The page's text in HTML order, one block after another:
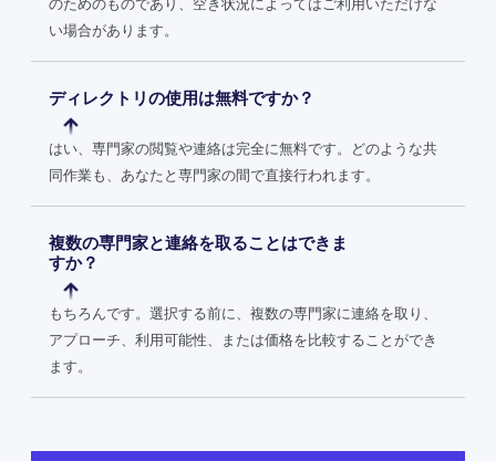
い場合があります。
ディレクトリの使用は無料ですか？
はい、専門家の閲覧や連絡は完全に無料です。どのような共
同作業も、あなたと専門家の間で直接行われます。
複数の専門家と連絡を取ることはできま
すか？
もちろんです。選択する前に、複数の専門家に連絡を取り、
アプローチ、利用可能性、または価格を比較することができ
ます。